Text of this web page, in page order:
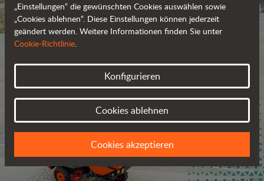
„Einstellungen“ die gewünschten Cookies auswählen sowie
„Cookies ablehnen“. Diese Einstellungen können jederzeit
geändert werden. Weitere Informationen finden Sie unter
Cookie-Richtlinie.
Konfigurieren
Cookies ablehnen
Cookies akzeptieren